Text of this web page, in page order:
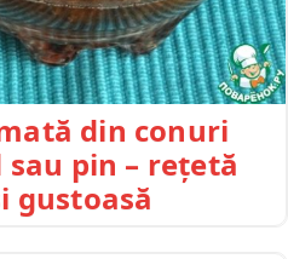
din conuri
pin – rețetă
gustoasă